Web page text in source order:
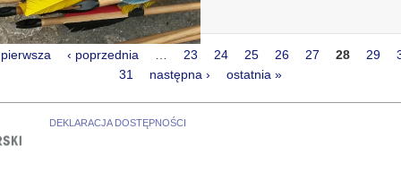
‹ poprzednia 23 24 25 26 27 28 29
31
następna › ostatnia »
DEKLARACJA DOSTĘPNOŚCI